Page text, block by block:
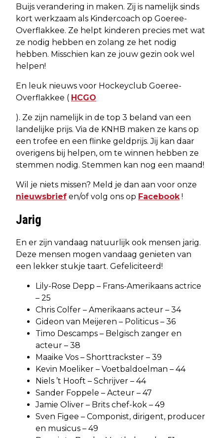
Buijs verandering in maken. Zij is namelijk sinds
kort werkzaam als Kindercoach op Goeree-
Overflakkee. Ze helpt kinderen precies met wat
ze nodig hebben en zolang ze het nodig
hebben. Misschien kan ze jouw gezin ook wel
helpen!
En leuk nieuws voor Hockeyclub Goeree-
Overflakkee ( HCGO
). Ze zijn namelijk in de top 3 beland van een
landelijke prijs. Via de KNHB maken ze kans op
een trofee en een flinke geldprijs. Jij kan daar
overigens bij helpen, om te winnen hebben ze
stemmen nodig. Stemmen kan nog een maand!
Wil je niets missen? Meld je dan aan voor onze
nieuwsbrief en/of volg ons op Facebook !
Jarig
En er zijn vandaag natuurlijk ook mensen jarig.
Deze mensen mogen vandaag genieten van
een lekker stukje taart. Gefeliciteerd!
Lily-Rose Depp – Frans-Amerikaans actrice
– 25
Chris Colfer – Amerikaans acteur – 34
Gideon van Meijeren – Politicus – 36
Timo Descamps – Belgisch zanger en
acteur – 38
Maaike Vos – Shorttrackster – 39
Kevin Moeliker – Voetbaldoelman – 44
Niels ’t Hooft – Schrijver – 44
Sander Foppele – Acteur – 47
Jamie Oliver – Brits chef-kok – 49
Sven Figee – Componist, dirigent, producer
en musicus – 49